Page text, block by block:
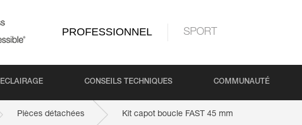
PROFESSIONNEL SPORT
ECLAIRAGE CONSEILS TECHNIQUES COMMUNAUTÉ
Pièces détachées Kit capot boucle FAST 45 mm